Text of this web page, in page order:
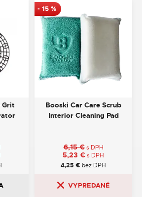
Grit
- 15 %
Booski Car Care Scrub
Interior Cleaning Pad
6,15€ s DPH
5,23 €s DPH
4,25 € bez DPH
VYPREDANÉ